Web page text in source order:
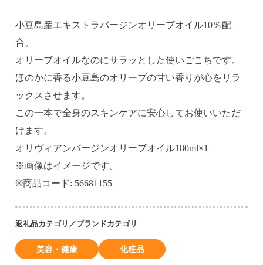
小豆島産エキストラバージンオリーブオイル10％配
合。
オリーブオイルなのにサラッとした使いごこちです。
ほのかに香る小豆島のオリーブの甘い香りが心をリラ
ックスさせます。
この一本で全身のスキンケアに安心してお使いいただ
けます。
オリヴィアンバージンオリーブオイル180ml×1
※画像はイメージです。
※商品コード: 56681155
返礼品カテゴリ／ブランドカテゴリ
美容・健康 化粧品